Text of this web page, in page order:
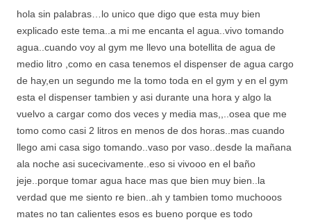
hola sin palabras…lo unico que digo que esta muy bien
explicado este tema..a mi me encanta el agua..vivo tomando
agua..cuando voy al gym me llevo una botellita de agua de
medio litro ,como en casa tenemos el dispenser de agua cargo
de hay,en un segundo me la tomo toda en el gym y en el gym
esta el dispenser tambien y asi durante una hora y algo la
vuelvo a cargar como dos veces y media mas,,..osea que me
tomo como casi 2 litros en menos de dos horas..mas cuando
llego ami casa sigo tomando..vaso por vaso..desde la mañana
ala noche asi sucecivamente..eso si vivooo en el baño
jeje..porque tomar agua hace mas que bien muy bien..la
verdad que me siento re bien..ah y tambien tomo muchooos
mates no tan calientes esos es bueno porque es todo